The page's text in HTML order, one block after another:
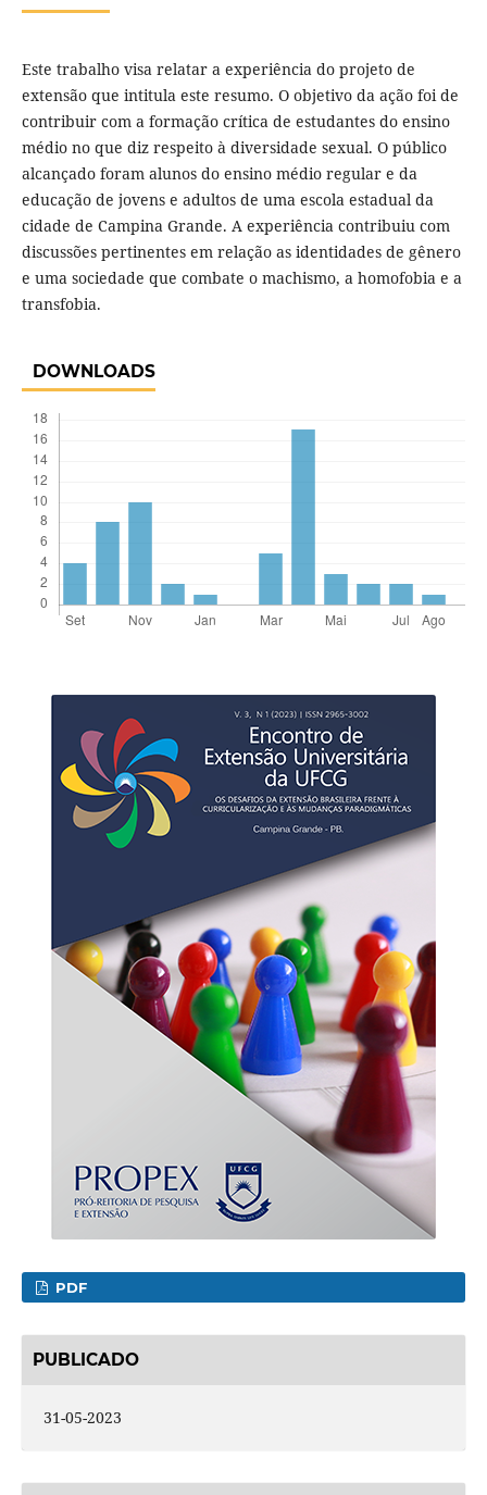
Este trabalho visa relatar a experiência do projeto de
extensão que intitula este resumo. O objetivo da ação foi de
contribuir com a formação crítica de estudantes do ensino
médio no que diz respeito à diversidade sexual. O público
alcançado foram alunos do ensino médio regular e da
educação de jovens e adultos de uma escola estadual da
cidade de Campina Grande. A experiência contribuiu com
discussões pertinentes em relação as identidades de gênero
e uma sociedade que combate o machismo, a homofobia e a
transfobia.
DOWNLOADS
PDF
PUBLICADO
31-05-2023